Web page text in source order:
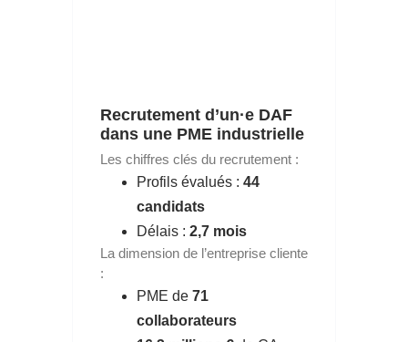
Recrutement d’un·e DAF
dans une PME industrielle
Les chiffres clés du recrutement :
Profils évalués : 44
candidats
Délais : 2,7 mois
La dimension de l’entreprise cliente
:
PME de 71
collaborateurs